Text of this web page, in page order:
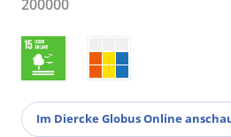
200000
Im Diercke Globus Online